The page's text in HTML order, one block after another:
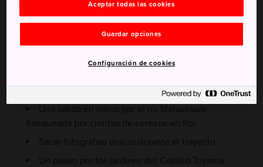
Una salida en barco por el río Matsukawa
flanqueada por cientos de cerezos en flor
Sacar fotografías únicas durante el trayecto
Un paseo por los jardines del Castillo Toyama
Aceptar todas las cookies
Guardar opciones
Configuración de cookies